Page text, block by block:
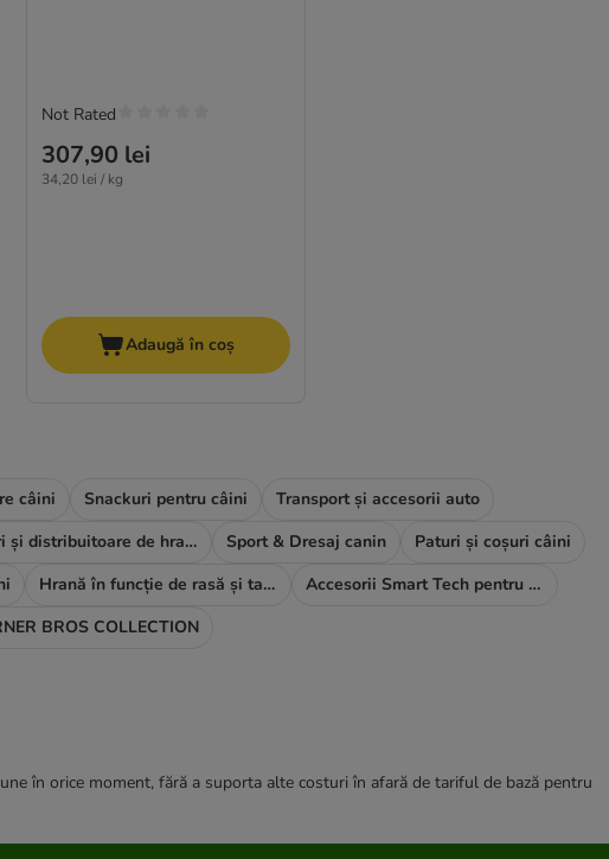
307,90 lei
34,20 lei / kg
Not Rated
Adaugă în coș
câini Snackuri pentru câini
Transport și accesorii auto
Boluri și distribuitoare de hrană și apă Sport & Dresaj canin
Paturi și coșuri câini
Hrană în funcție de rasă și talie
Accesorii Smart Tech pentru câini
BROS COLLECTION
în orice moment, fără a suporta alte costuri în afară de tariful de bază pentru